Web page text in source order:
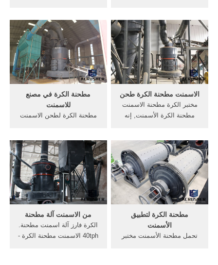
التعدين & مطحنة الكرة
السيراميك ... العمل في
مطحنة الكرة مختبر في مصانع
الاسمنت.
طحن في مطحنة الكرة الرسوم
المتحركة استخدام الكرة
مطحنة لطحن الحجر الجيري
في مصنع للاسمنت, محرك
الكهربائي في الكرة تطبيق .
مطحنة الكرة في مصنع
للاسمنت
مطحنة الكرة لطحن الاسمنت
الكرة مطحنة الكرة والكرة
مطحنة الكرة في بطانة الخام
مطحنة مصنع للاسمنت .
الاسمنت مطحنة الكرة طحن
مختبر الكرة مطحنة الاسمنت
مطحنة الكرة الأسمنت, إنه
لوحة طاحونة المواد الخام في
مصنع للاسمنت مطحنة /
الدائرة المفتوحة الجاف أو
الرطب الكرة .
من الاسمنت آلة مطحنة
الكرة فارز آلة اسمنت مطحنة.
40tph الاسمنت مطحنة الكرة -
مطحنة الكرة لتطبيق
الأسمنت
تحمل مطحنة الأسمنت مختبر